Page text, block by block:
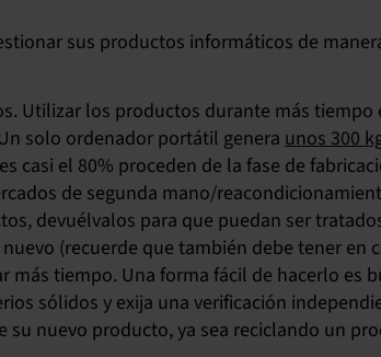
sus productos informáticos de
Utilizar los productos durante más tiempo
solo ordenador portátil genera unos 300
casi el 80% proceden de la fase de
de segunda mano/
devuélvalos para que puedan ser
(recuerde que también debe tener en
tiempo. Una forma fácil de hacerlo es
sólidos y exija una verificación
nuevo producto, ya sea reciclando un